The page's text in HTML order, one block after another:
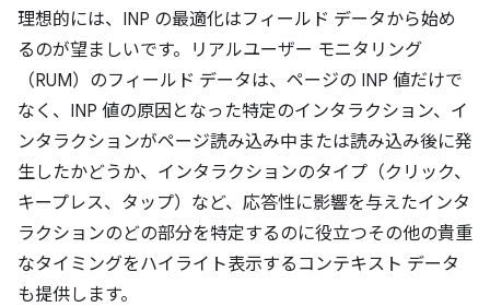
理想的には、INP の最適化はフィールド データから始め
るのが望ましいです。リアルユーザー モニタリング
（RUM）のフィールド データは、ページの INP 値だけで
なく、INP 値の原因となった特定のインタラクション、イ
ンタラクションがページ読み込み中または読み込み後に発
生したかどうか、インタラクションのタイプ（クリック、
キープレス、タップ）など、応答性に影響を与えたインタ
ラクションのどの部分を特定するのに役立つその他の貴重
なタイミングをハイライト表示するコンテキスト データ
も提供します。